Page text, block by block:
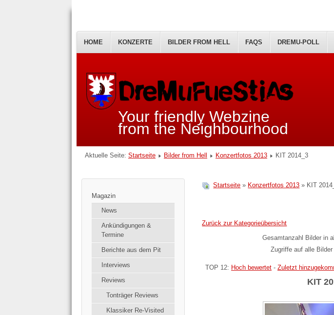
Your friendly Webzine
from the Neighbourhood
HOME KONZERTE BILDER FROM HELL FAQS DREMU-POLL
Aktuelle Seite: Startseite Bilder from Hell Konzertfotos 2013 KIT 2014_3
Magazin
News
Ankündigungen &
Termine
Berichte aus dem Pit
Interviews
Reviews
Tonträger Reviews
Klassiker Re-Visited
Startseite » Konzertfotos 2013 » KIT
Zurück zur Kategorieübersicht
Gesamtanzahl Bilder in
Zugriffe auf alle
TOP 12: Hoch bewertet -Zuletzt
KIT